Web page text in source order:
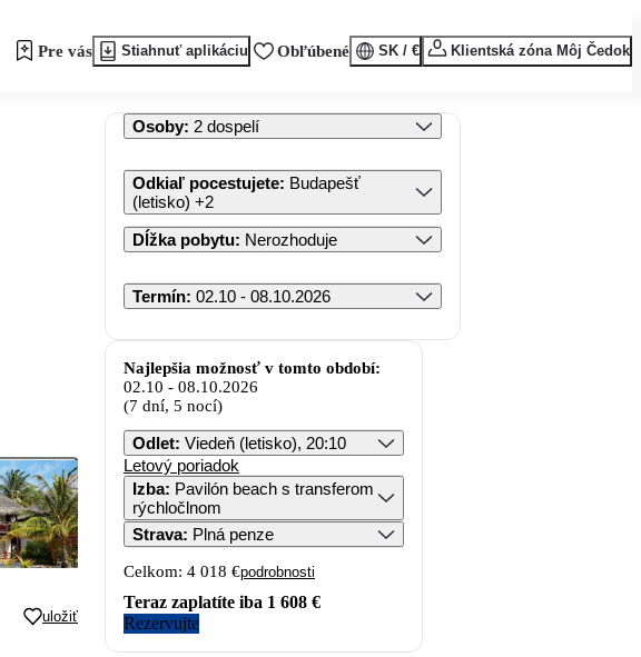
Pre vás Stiahnuť aplikáciu Obľúbené SK / € Klientská zóna Môj Čedok
uložiť
Osoby: 2 dospelí
Odkiaľ pocestujete: Budapešť
(letisko) +2
Dĺžka pobytu: Nerozhoduje
Termín: 02.10 - 08.10.2026
Najlepšia možnosť v tomto období:
02.10 - 08.10.2026
(7 dní, 5 nocí)
Odlet: Viedeň (letisko), 20:10
Letový poriadok
Izba: Pavilón beach s transferom
rýchločlnom
Strava: Plná penze
Celkom: 4 018 €podrobnosti
Teraz zaplatíte iba 1 608 €
Rezervujte